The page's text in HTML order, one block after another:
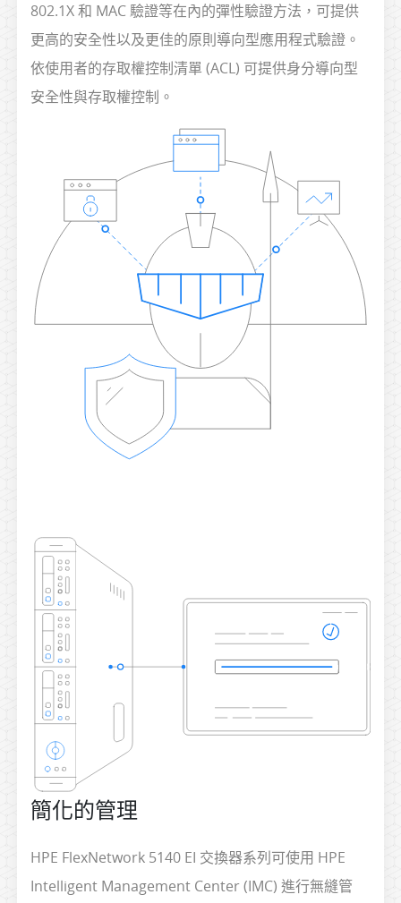
802.1X 和 MAC 驗證等在內的彈性驗證方法，可提供
更高的安全性以及更佳的原則導向型應用程式驗證。
依使用者的存取權控制清單 (ACL) 可提供身分導向型
安全性與存取權控制。
簡化的管理
HPE FlexNetwork 5140 EI 交換器系列可使用 HPE
Intelligent Management Center (IMC) 進行無縫管